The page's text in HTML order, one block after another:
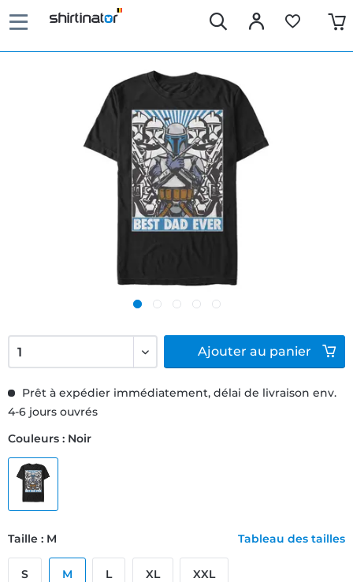
Prêt à expédier immédiatement, délai de livraison env.
4-6 jours ouvrés
Couleurs : Noir
Taille : M Tableau des tailles
S M L XL XXL
Ajouter au panier